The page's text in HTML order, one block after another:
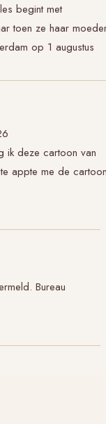
begint met
toen ze haar
op 1 augustus
ik deze cartoon van
appte me de
Bureau